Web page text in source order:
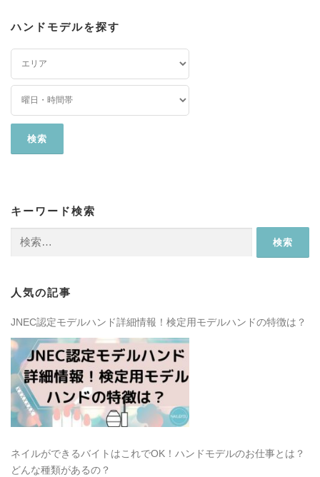
ハンドモデルを探す
キーワード検索
人気の記事
JNEC認定モデルハンド詳細情報！検定用モデルハンドの特徴は？
ネイルができるバイトはこれでOK！ハンドモデルのお仕事とは？
どんな種類があるの？